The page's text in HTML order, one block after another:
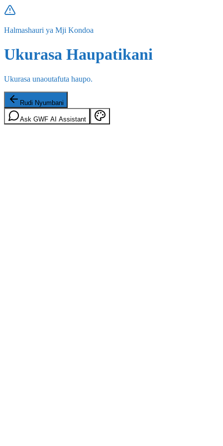
Halmashauri ya Mji Kondoa
Ukurasa Haupatikani
Ukurasa unaoutafuta haupo.
Rudi Nyumbani
Ask GWF AI Assistant